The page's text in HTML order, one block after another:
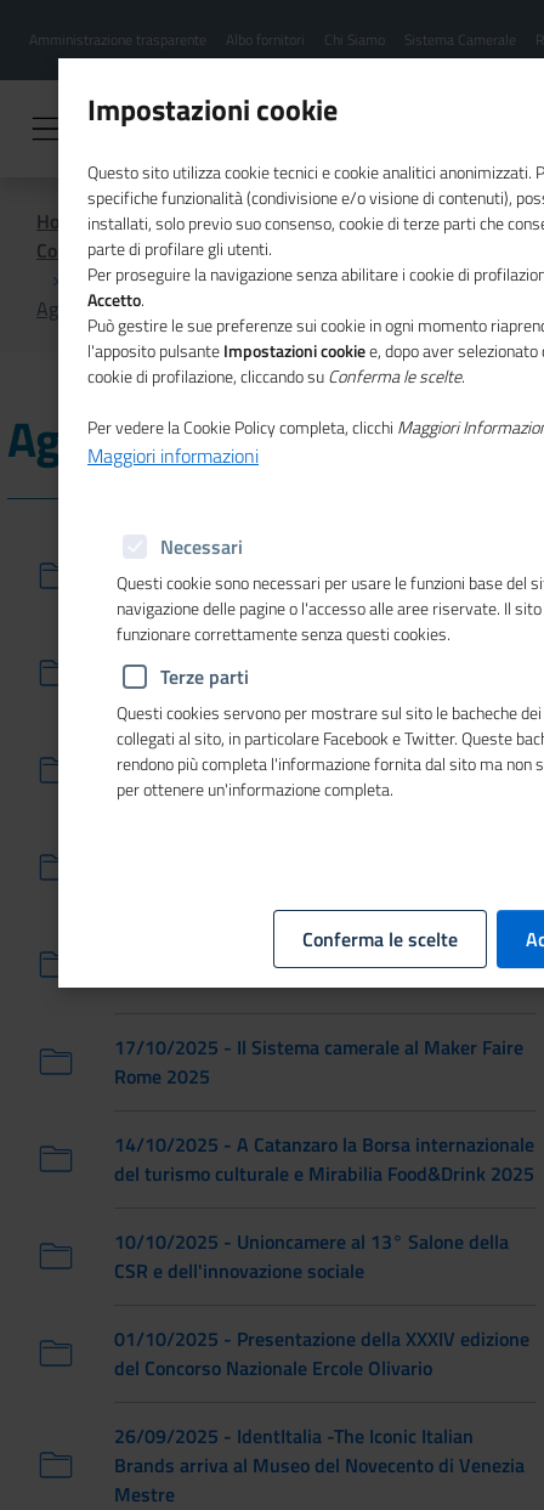
contenuto
Menu
hamburgher
Amministrazione trasparente Albo fornitori Chi Siamo Sistema Camerale
Home
Comunicazione istituzionale per il sistema camerale
Agenda
Agenda
29/10/2025 - I materiali innovativi e sostenibili al
centro dell'evento nazionale PromoTT
23/10/2025 - 26° Meeting dei segretari generali
delle CCIE
23/10/2025 - Transizione digitale per le piccole
imprese: strumenti e risorse disponibili
17/10/2025 - Internet Governance Forum Italia
17/10/2025 - Il Sistema camerale al Maker Faire
Rome 2025
14/10/2025 - A Catanzaro la Borsa internazionale
del turismo culturale e Mirabilia Food&Drink 2025
10/10/2025 - Unioncamere al 13° Salone della
CSR e dell'innovazione sociale
01/10/2025 - Presentazione della XXXIV edizione
del Concorso Nazionale Ercole Olivario
26/09/2025 - IdentItalia -The Iconic Italian
Brands arriva al Museo del Novecento di Venezia
Mestre
Impostazioni cookie
Questo sito utilizza cookie tecnici e cookie analitici anonimizzati.
specifiche funzionalità (condivisione e/o visione di contenuti),
installati, solo previo suo consenso, cookie di terze parti che
parte di profilare gli utenti.
Per proseguire la navigazione senza abilitare i cookie di
Accetto.
Può gestire le sue preferenze sui cookie in ogni momento
l'apposito pulsanteImpostazioni cookiee, dopo aver
cookie di profilazione, cliccando suConferma le scelte.
Per vedere la Cookie Policy completa, clicchi Maggiori
Maggiori informazioni
Necessari
Questi cookie sono necessari per usare le funzioni base del
navigazione delle pagine o l'accesso alle aree riservate. Il
funzionare correttamente senza questi cookies.
Terze parti
Questi cookies servono per mostrare sul sito le bacheche
collegati al sito, in particolare Facebook e Twitter. Queste
rendono più completa l'informazione fornita dal sito ma non
per ottenere un'informazione completa.
Conferma le scelte